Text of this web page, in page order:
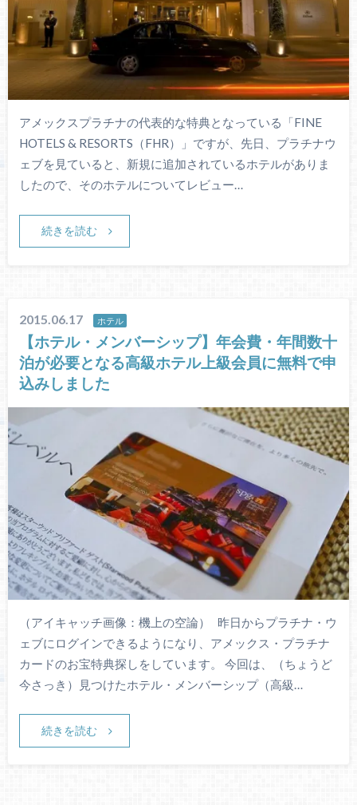
アメックスプラチナの代表的な特典となっている「FINE
HOTELS & RESORTS（FHR）」ですが、先日、プラチナウ
ェブを見ていると、新規に追加されているホテルがありま
したので、そのホテルについてレビュー…
続きを読む
2015.06.17 ホテル
【ホテル・メンバーシップ】年会費・年間数十
泊が必要となる高級ホテル上級会員に無料で申
込みしました
（アイキャッチ画像：機上の空論） 昨日からプラチナ・ウ
ェブにログインできるようになり、アメックス・プラチナ
カードのお宝特典探しをしています。 今回は、（ちょうど
今さっき）見つけたホテル・メンバーシップ（高級…
続きを読む